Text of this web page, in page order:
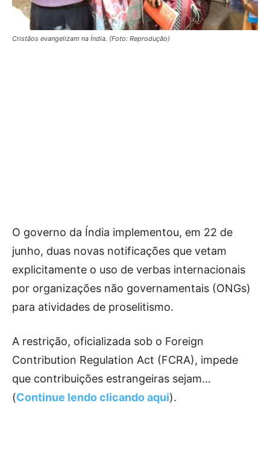
Cristãos evangelizam na Índia. (Foto: Reprodução)
O governo da Índia implementou, em 22 de
junho, duas novas notificações que vetam
explicitamente o uso de verbas internacionais
por organizações não governamentais (ONGs)
para atividades de proselitismo.
A restrição, oficializada sob o Foreign
Contribution Regulation Act (FCRA), impede
que contribuições estrangeiras sejam…
(Continue lendo clicando aqui).